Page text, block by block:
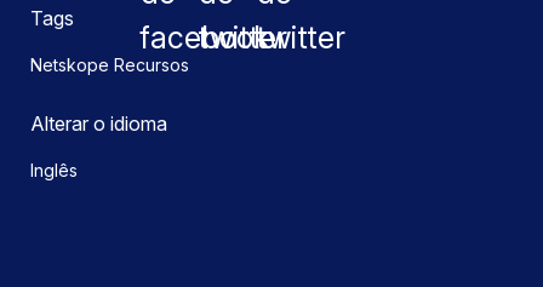
Tags
Netskope Recursos
Alterar o idioma
Inglês